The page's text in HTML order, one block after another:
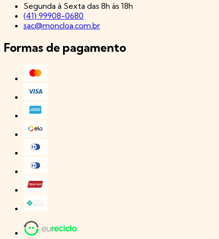
Segunda à Sexta das 8h às 18h
(41) 99908-0680
sac@moncloa.com.br
Formas de pagamento